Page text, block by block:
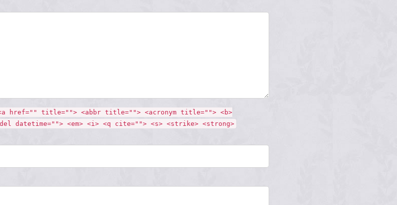
href="" title=""> <abbr title=""> <acronym title=""> <b>
datetime=""> <em> <i> <q cite=""> <s> <strike> <strong>